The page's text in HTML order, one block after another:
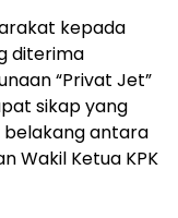
kepada
diterima
“Privat Jet”
sikap yang
antara
Wakil Ketua KPK